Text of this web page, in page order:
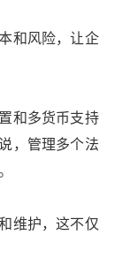
和风险，让企
和多货币支持
，管理多个法
维护，这不仅